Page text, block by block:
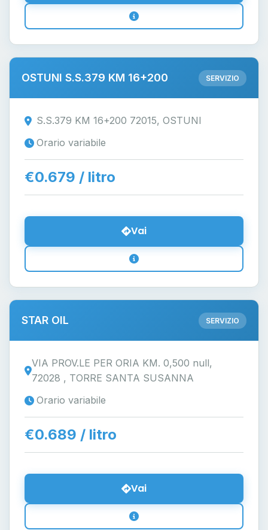
OSTUNI S.S.379 KM 16+200 SERVIZIO
S.S.379 KM 16+200 72015, OSTUNI
Orario variabile
€0.679 / litro
Vai
STAR OIL SERVIZIO
VIA PROV.LE PER ORIA KM. 0,500 null,
72028 , TORRE SANTA SUSANNA
Orario variabile
€0.689 / litro
Vai